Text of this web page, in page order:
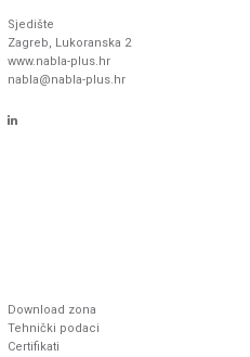
Sjedište
Zagreb, Lukoranska 2
www.nabla-plus.hr
nabla@nabla-plus.hr
Download zona
Tehnički podaci
Certifikati